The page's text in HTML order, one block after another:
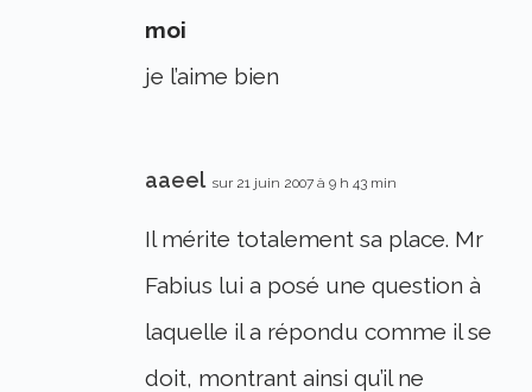
moi
je l’aime bien
aaeel sur 21 juin 2007 à 9 h 43 min
Il mérite totalement sa place. Mr
Fabius lui a posé une question à
laquelle il a répondu comme il se
doit, montrant ainsi qu’il ne